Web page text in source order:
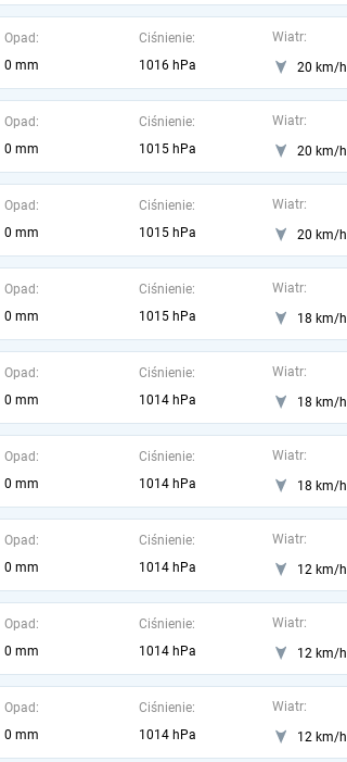
Opad:
0 mm
Ciśnienie:
1016 hPa
Wiatr:
20 km/h
Opad:
0 mm
Ciśnienie:
1015 hPa
Wiatr:
20 km/h
Opad:
0 mm
Ciśnienie:
1015 hPa
Wiatr:
20 km/h
Opad:
0 mm
Ciśnienie:
1015 hPa
Wiatr:
18 km/h
Opad:
0 mm
Ciśnienie:
1014 hPa
Wiatr:
18 km/h
Opad:
0 mm
Ciśnienie:
1014 hPa
Wiatr:
18 km/h
Opad:
0 mm
Ciśnienie:
1014 hPa
Wiatr:
12 km/h
Opad:
0 mm
Ciśnienie:
1014 hPa
Wiatr:
12 km/h
Opad:
0 mm
Ciśnienie:
1014 hPa
Wiatr:
12 km/h